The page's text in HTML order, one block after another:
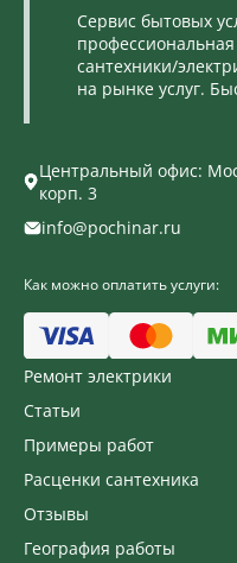
Сервис бытовых
сантехники/
на рынке услуг.
Ремонт электрики
Статьи
Примеры работ
Расценки сантехника
Отзывы
География работы
Центральный офис:
корп. 3
info@pochinar.ru
Как можно оплатить услуги: